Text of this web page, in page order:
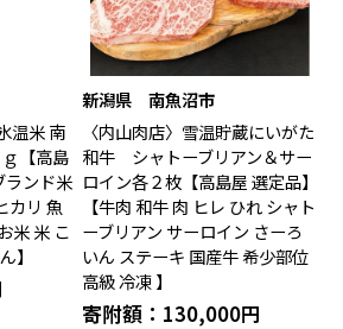
温米 南
【高島
ランド米
カリ 魚
米 米 こ
】
新潟県 南魚沼市
〈内山肉店〉雪温貯蔵にいがた
和牛 シャトーブリアン＆サー
ロイン各２枚【高島屋 選定品】
【牛肉 和牛 肉 ヒレ ひれ シャト
ーブリアン サーロイン さーろ
いん ステーキ 国産牛 希少部位
高級 冷凍 】
寄附額：130,000円